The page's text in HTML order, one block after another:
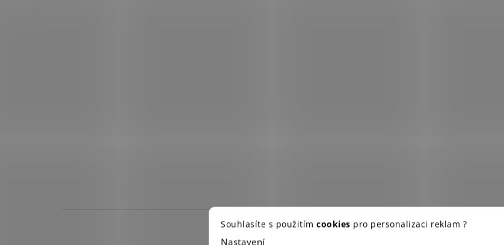
Souhlasíte s použitím cookies pro personalizaci reklam ?
Nastavení